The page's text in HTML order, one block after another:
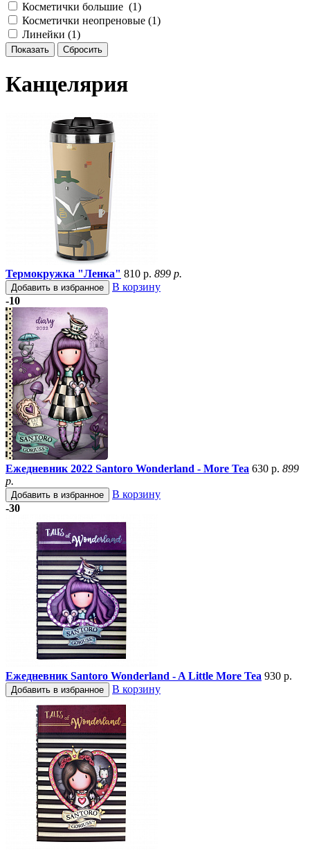
Косметички большие (1)
Косметички неопреновые (1)
Линейки (1)
Канцелярия
Термокружка "Ленка" 810 р. 899 р.
Добавить в избранное
В корзину
-10
Ежедневник 2022 Santoro Wonderland - More Tea 630 р. 899
р.
Добавить в избранное
В корзину
-30
Ежедневник Santoro Wonderland - A Little More Tea 930 р.
Добавить в избранное В корзину